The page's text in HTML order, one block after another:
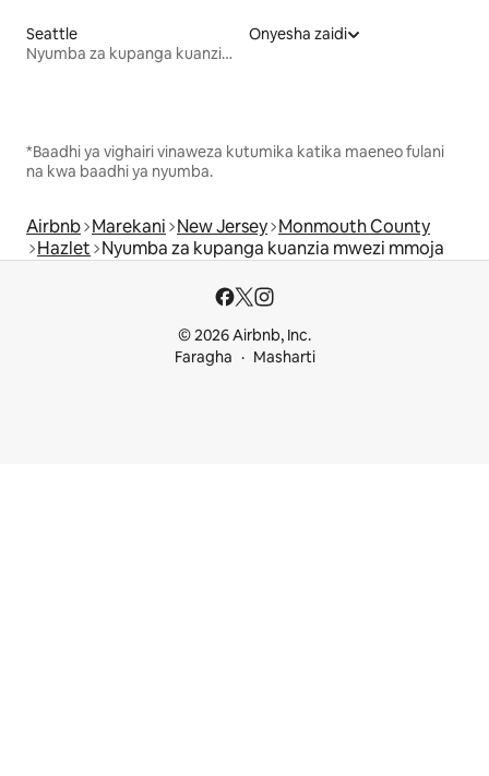
Seattle
Nyumba za kupanga kuanzia mwezi mmoja
Onyesha zaidi
*Baadhi ya vighairi vinaweza kutumika katika maeneo fulani
na kwa baadhi ya nyumba.
Airbnb Marekani New Jersey Monmouth County
Hazlet Nyumba za kupanga kuanzia mwezi mmoja
© 2026 Airbnb, Inc.
Faragha
Masharti